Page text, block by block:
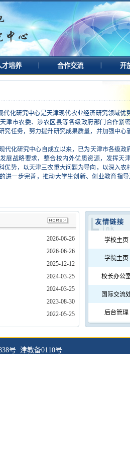
才培养 合作交流 开
代化研究中心是天津现代农业经济研究领域优
津市农委、涉农区县等各级政府部门合作紧
究任务，努力提升研究成果质量，并加强中
代化研究中心自成立以来，已为天津市各级政
展战略要求，整合校内外优质资源，发挥天
优势，以天津三农重大问题为导向，以深入农
进一步完善，推动大学生创新、创业教育指
2026-06-26
2026-06-26
2025-12-12
2024-03-25
2024-03-25
2023-08-30
2022-05-25
学校主页
学院主页
校长办公
国际交流
后台管理
号 津教备0110号